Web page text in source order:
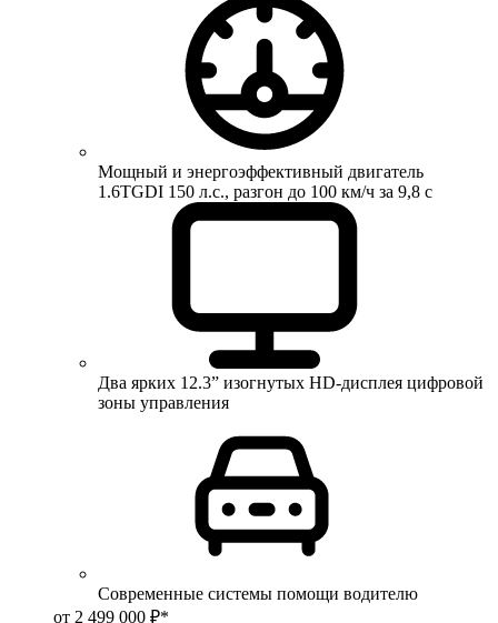
Мощный и энергоэффективный двигатель
1.6TGDI 150 л.с., разгон до 100 км/ч за 9,8 с
Два ярких 12.3” изогнутых HD-дисплея цифровой
зоны управления
Современные системы помощи водителю
от 2 499 000 ₽*